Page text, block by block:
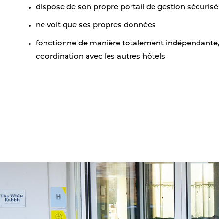
dispose de son propre portail de gestion sécurisé
ne voit que ses propres données
fonctionne de manière totalement
coordination avec les autres hôtels